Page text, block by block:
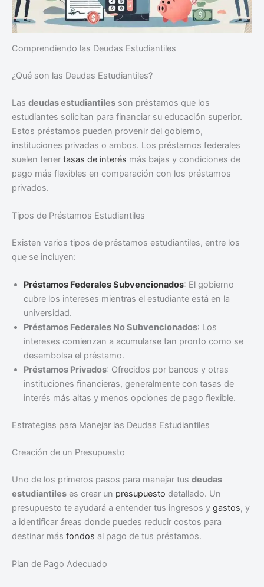
Comprendiendo las Deudas Estudiantiles
¿Qué son las Deudas Estudiantiles?
Las deudas estudiantiles son préstamos que los
estudiantes solicitan para financiar su educación superior.
Estos préstamos pueden provenir del gobierno,
instituciones privadas o ambos. Los préstamos federales
suelen tener tasas de interés más bajas y condiciones de
pago más flexibles en comparación con los préstamos
privados.
Tipos de Préstamos Estudiantiles
Existen varios tipos de préstamos estudiantiles, entre los
que se incluyen:
Préstamos Federales Subvencionados: El gobierno
cubre los intereses mientras el estudiante está en la
universidad.
Préstamos Federales No Subvencionados: Los
intereses comienzan a acumularse tan pronto como se
desembolsa el préstamo.
Préstamos Privados: Ofrecidos por bancos y otras
instituciones financieras, generalmente con tasas de
interés más altas y menos opciones de pago flexible.
Estrategias para Manejar las Deudas Estudiantiles
Creación de un Presupuesto
Uno de los primeros pasos para manejar tus deudas
estudiantiles es crear un presupuesto detallado. Un
presupuesto te ayudará a entender tus ingresos y gastos, y
a identificar áreas donde puedes reducir costos para
destinar más fondos al pago de tus préstamos.
Plan de Pago Adecuado